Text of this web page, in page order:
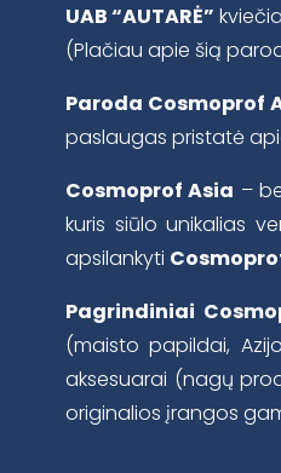
UAB “AUTARĖ”
(Plačiau apie šią
Paroda Cosmoprof
paslaugas pristatė
Cosmoprof Asia –
kuris siūlo unikalias
apsilankyti
Pagrindiniai
(maisto papildai,
aksesuarai (nagų
originalios įrangos